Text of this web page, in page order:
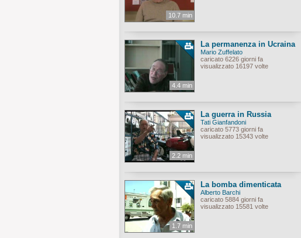
10.7 min
4.4 min
La permanenza in Ucraina
Mario Zuffelato
caricato 6226 giorni fa
visualizzato 16197 volte
2.2 min
La guerra in Russia
Tati Gianfandoni
caricato 5773 giorni fa
visualizzato 15343 volte
1.7 min
La bomba dimenticata
Alberto Barchi
caricato 5884 giorni fa
visualizzato 15581 volte